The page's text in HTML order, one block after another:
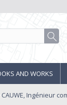
AND WORKS
Ingénieur